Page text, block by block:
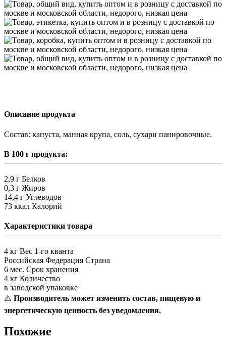
Описание продукта
Состав: капуста, манная крупа, соль, сухари панировочные.
В 100 г продукта:
2,9 г Белков
0,3 г Жиров
14,4 г Углеводов
73 ккал Калорий
Характеристики товара
4 кг Вес 1-го кванта
Российская Федерация Страна
6 мес. Срок хранения
4 кг Количество
в заводской упаковке
⚠️ Производитель может изменить состав, пищевую и
энергетическую ценность без уведомления.
Похожие